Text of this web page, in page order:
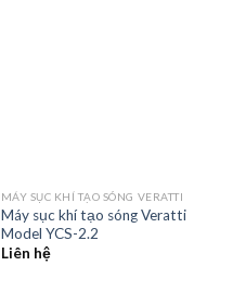
MÁY SỤC KHÍ TẠO SÓNG VERATTI
Máy sục khí tạo sóng Veratti
Model YCS-2.2
Liên hệ